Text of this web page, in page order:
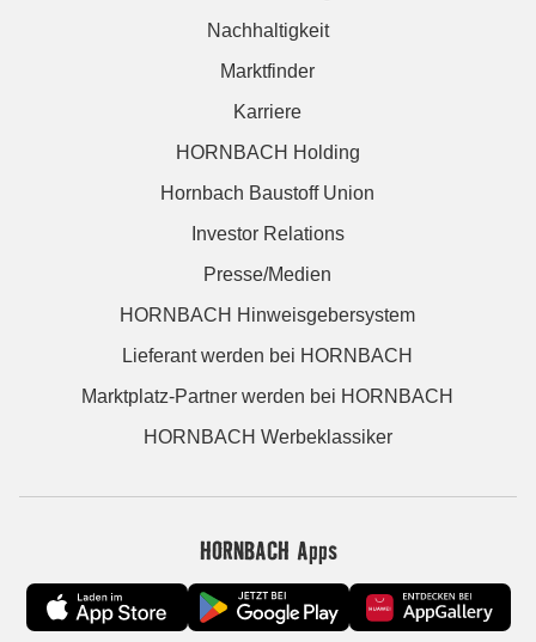
Nachhaltigkeit
Marktfinder
Karriere
HORNBACH Holding
Hornbach Baustoff Union
Investor Relations
Presse/Medien
HORNBACH Hinweisgebersystem
Lieferant werden bei HORNBACH
Marktplatz-Partner werden bei HORNBACH
HORNBACH Werbeklassiker
HORNBACH Apps